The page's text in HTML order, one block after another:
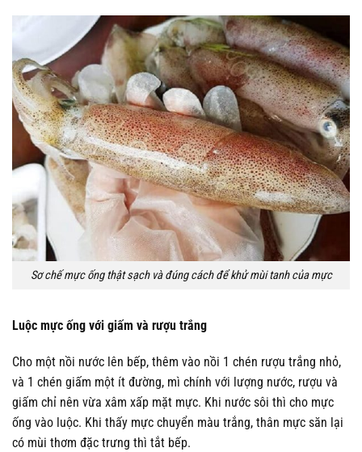
Sơ chế mực ống thật sạch và đúng cách để khử mùi tanh của mực
Luộc mực ống với giấm và rượu trắng
Cho một nồi nước lên bếp, thêm vào nồi 1 chén rượu trắng nhỏ,
và 1 chén giấm một ít đường, mì chính với lượng nước, rượu và
giấm chỉ nên vừa xâm xấp mặt mực. Khi nước sôi thì cho mực
ống vào luộc. Khi thấy mực chuyển màu trắng, thân mực săn lại
có mùi thơm đặc trưng thì tắt bếp.